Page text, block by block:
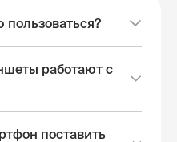
пользоваться?
работают с
поставить